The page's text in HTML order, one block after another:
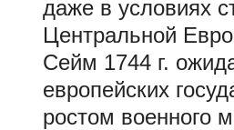
даже в условиях
Центральной
Сейм 1744 г.
европейских
ростом военного